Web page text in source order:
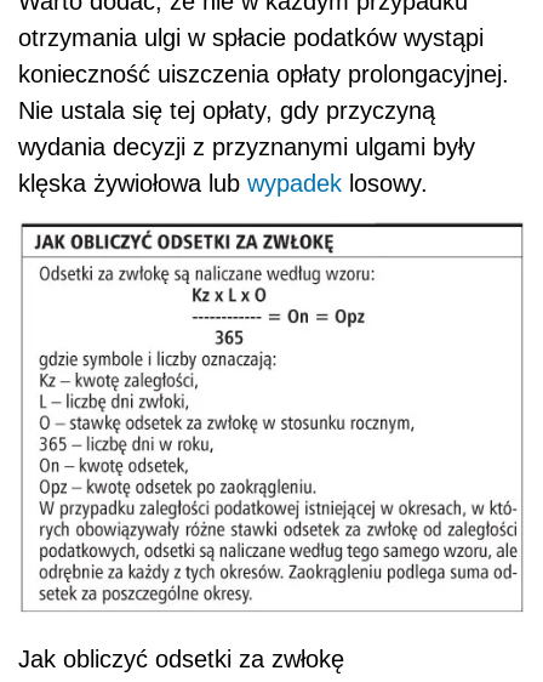
otrzymania ulgi w spłacie podatków wystąpi
konieczność uiszczenia opłaty prolongacyjnej.
Nie ustala się tej opłaty, gdy przyczyną
wydania decyzji z przyznanymi ulgami były
klęska żywiołowa lub wypadek losowy.
Jak obliczyć odsetki za zwłokę